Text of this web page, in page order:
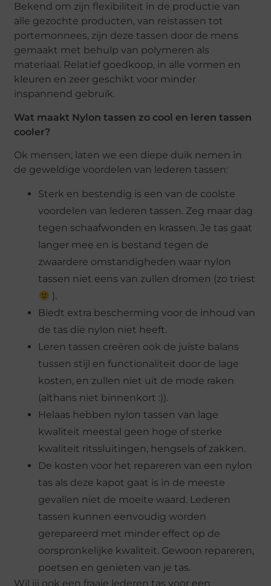
Bekend om zijn flexibiliteit in de productie van
alle gezochte producten, van reistassen tot
portemonnees, zijn deze tassen door de mens
gemaakt met behulp van polymeren als
materiaal. Relatief goedkoop, in alle vormen en
kleuren en zeer geschikt voor minder
inspannend gebruik.
Wat maakt Nylon tassen zo cool en leren tassen
cooler?
Ok mensen; laten we een diepe duik nemen in
de geweldige voordelen van lederen tassen:
Sterk en bestendig is een van de coolste
voordelen van lederen tassen. Zeg maar dag
tegen schaafwonden en krassen. Je tas gaat
langer mee en is bestand tegen de
zwaardere omstandigheden waar nylon
tassen niet eens van zullen dromen (zo triest
).
Biedt extra bescherming voor de inhoud van
de tas die nylon niet heeft.
Leren tassen creëren ook de juiste balans
tussen stijl en functionaliteit door de lage
kosten, en zullen niet uit de mode raken
(althans niet binnenkort :)).
Helaas hebben nylon tassen van lage
kwaliteit meestal geen hoge of sterke
kwaliteit ritssluitingen, hengsels of zakken.
De kosten voor het repareren van een nylon
tas als deze kapot gaat is in de meeste
gevallen niet de moeite waard. Lederen
tassen kunnen eenvoudig worden
gerepareerd met minder effect op de
oorspronkelijke kwaliteit. Gewoon repareren,
poetsen en genieten van je tas.
Wil jij ook een fraaie lederen tas voor een